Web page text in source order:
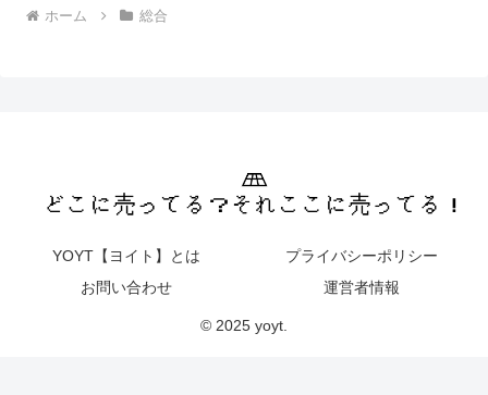
ホーム 総合
YOYT【ヨイト】とは
プライバシーポリシー
お問い合わせ
運営者情報
© 2025 yoyt.